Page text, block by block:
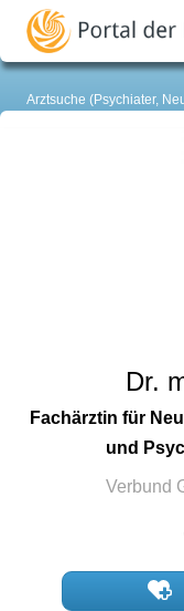
Arztsuche (Psychiater,
Dr.
Fachärztin für
und
Verbund